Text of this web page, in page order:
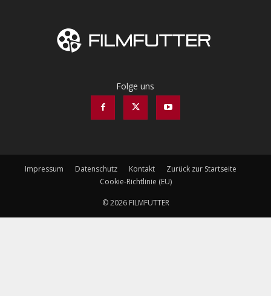
Folge uns
Impressum Datenschutz Kontakt
Zurück zur Startseite
Cookie-Richtlinie (EU)
© 2026 FILMFUTTER